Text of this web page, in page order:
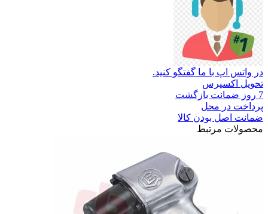
در واتس اپ با ما گفتگو کنید.
تحویل اکسپرس
7 روز ضمانت بازگشت
پرداخت در محل
ضمانت اصل بودن کالا
محصولات مرتبط